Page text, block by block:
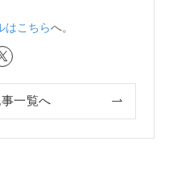
はこちらへ。
一覧へ